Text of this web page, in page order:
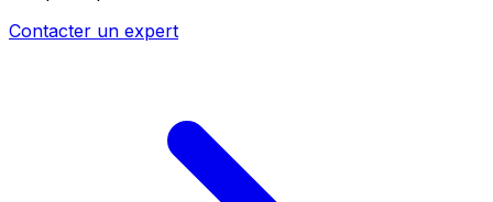
Contacter un expert